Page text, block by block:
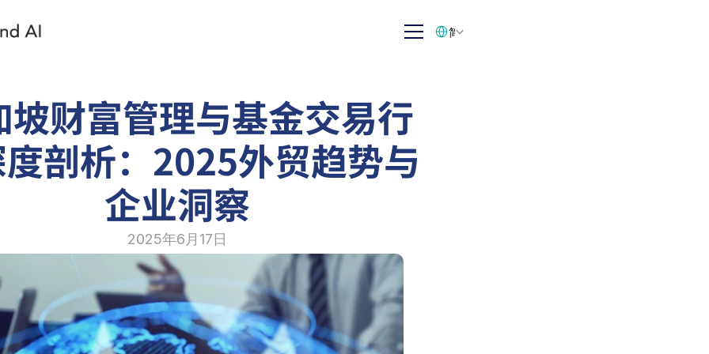
坡财富管理与基金交易行
剖析：2025外贸趋势与
企业洞察
2025年6月17日
简体中文